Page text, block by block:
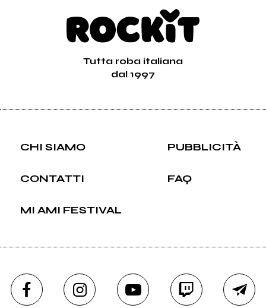
Tutta roba italiana
dal 1997
CHI SIAMO PUBBLICITÀ
CONTATTI FAQ
MI AMI FESTIVAL